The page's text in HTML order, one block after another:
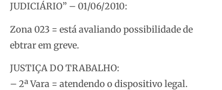
JUDICIÁRIO” – 01/06/2010:
Zona 023 = está avaliando possibilidade de
ebtrar em greve.
JUSTIÇA DO TRABALHO:
– 2ª Vara = atendendo o dispositivo legal.